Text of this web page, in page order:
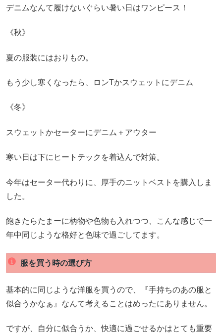
デニムなんて履けないぐらい暑い日はワンピース！
《秋》
夏の服装にはおりもの。
もう少し寒くなったら、ロンTかスウェットにデニム
《冬》
スウェットかセーターにデニム＋アウター
寒い日は下にヒートテックを着込んで対策。
今年はセーター代わりに、厚手のニットベストを購入しま
した。
飽きたらたまーに柄物や色物も入れつつ、こんな感じで一
年中同じような格好と色味で過ごしてます。
服を買う時の選び方
基本的に同じような洋服を買うので、『手持ちのあの服と
似合うかなぁ』なんて考えることはめったにありません。
ですが、自分に似合うか、快適に過ごせるかはとても重要